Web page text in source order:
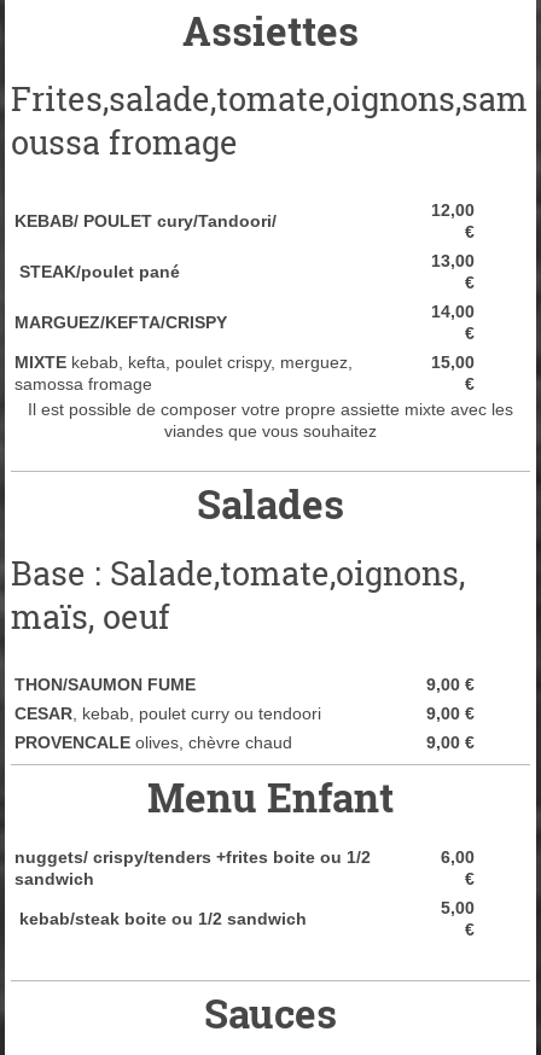
Assiettes
Frites,salade,tomate,oignons,sam
oussa fromage
KEBAB/ POULET cury/Tandoori/
12,00
€
STEAK/poulet pané
13,00
€
MARGUEZ/KEFTA/CRISPY
14,00
€
MIXTEkebab, kefta, poulet crispy, merguez,
samossa fromage
15,00
€
Il est possible de composer votre propre assiette mixte avec les
viandes que vous souhaitez
Salades
Base : Salade,tomate,oignons,
maïs, oeuf
THON/SAUMON FUME
9,00 €
CESAR, kebab, poulet curry ou tendoori
9,00 €
PROVENCALEolives, chèvre chaud 9,00 €
Menu Enfant
nuggets/ crispy/tenders +frites boite ou 1/2
sandwich
6,00
€
kebab/steak boite ou 1/2 sandwich
5,00
€
Sauces